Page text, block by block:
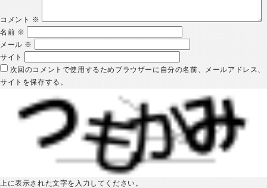
コメント ※
名前 ※
メール ※
サイト
次回のコメントで使用するためブラウザーに自分の名前、メールアドレス、
サイトを保存する。
上に表示された文字を入力してください。